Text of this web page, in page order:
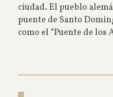
ciudad. El pueblo
puente de Santo
como el “Puente de los